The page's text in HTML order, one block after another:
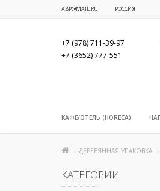
ABP@MAIL.RU РОССИЯ
+7 (978) 711-39-97
+7 (3652) 777-551
КАФЕ/ОТЕЛЬ (HORECA)
ДЕРЕВЯННАЯ УПАКОВКА
КАТЕГОРИИ